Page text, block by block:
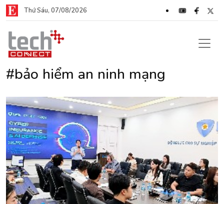
Thứ Sáu, 07/08/2026
#bảo hiểm an ninh mạng